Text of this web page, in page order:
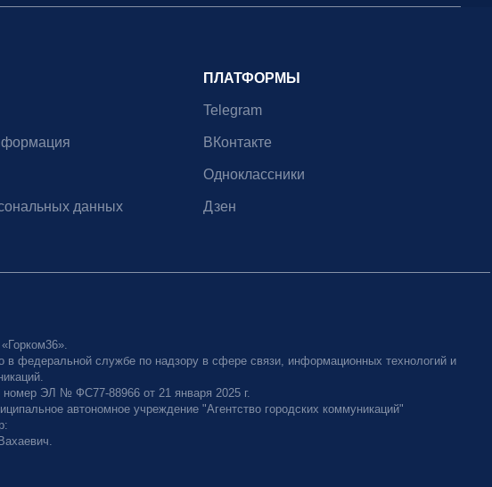
данных
ПЛАТФОРМЫ
Telegram
ВКонтакте
Одноклассники
Дзен
в федеральной службе по надзору в сфере связи, информационных технологий и
номер ЭЛ № ФС77-88966 от 21 января 2025 г.
автономное учреждение "Агентство городских коммуникаций"